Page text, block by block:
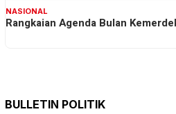
NASIONAL
Rangkaian Agenda Bulan
BULLETIN POLITIK